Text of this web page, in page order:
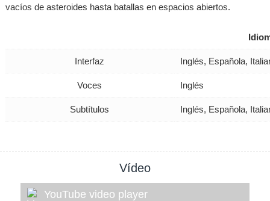
vacíos de asteroides hasta batallas en espacios abiertos.
Interfaz Inglés, Española,
Voces Inglés
Subtítulos Inglés, Española,
Vídeo
YouTube video player